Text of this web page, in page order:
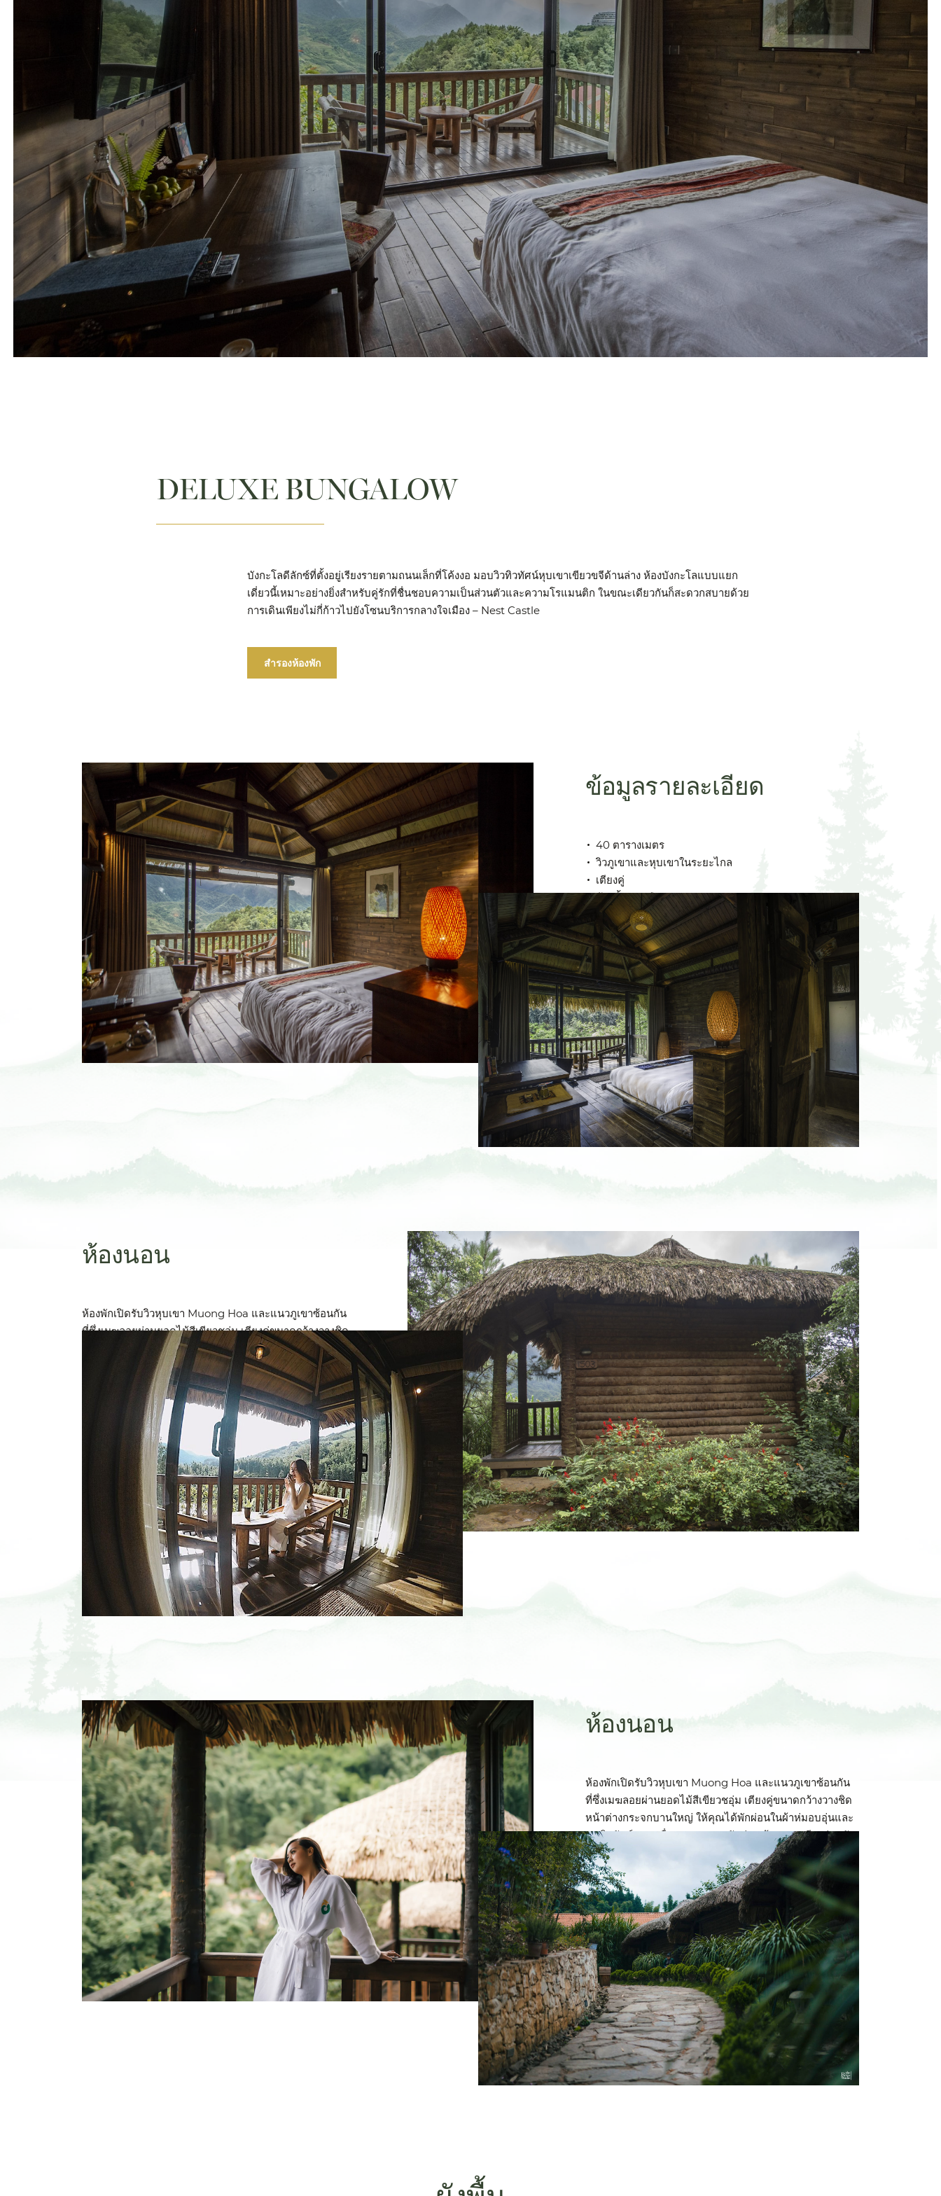
DELUXE BUNGALOW
บังกะโลดีลักซ์ที่ตั้งอยู่เรียงรายตามถนนเล็กที่โค้งงอ มอบวิวทิวทัศน์หุบเขาเขียวขจีด้านล่าง ห้องบังกะโลแบบแยก
เดี่ยวนี้เหมาะอย่างยิ่งสำหรับคู่รักที่ชื่นชอบความเป็นส่วนตัวและความโรแมนติก ในขณะเดียวกันก็สะดวกสบายด้วย
การเดินเพียงไม่กี่ก้าวไปยังโซนบริการกลางใจเมือง – Nest Castle
สำรองห้องพัก
ข้อมูลรายละเอียด
40 ตารางเมตร
วิวภูเขาและหุบเขาในระยะไกล
เตียงคู่
ห้องน้ำแบบยืน
ห้องนอน
ห้องพักเปิดรับวิวหุบเขา Muong Hoa และแนวภูเขาซ้อนกัน
ที่ซึ่งเมฆลอยผ่านยอดไม้สีเขียวชอุ่ม เตียงคู่ขนาดกว้างวางชิด
หน้าต่างกระจกบานใหญ่ ให้คุณได้พักผ่อนในผ้าห่มอบอุ่นและ
ชมทิวทัศน์ภูเขาเมื่อแสงแรกของวันส่องเข้ามา ระเบียงส่วนตัว
เป็นมุมสงบเล็กๆ ที่คุณสามารถจิบชาร้อนและลิ้มรสลูกพรุน
หมักหวานอมเปรี้ยว
ห้องนอน
ห้องพักเปิดรับวิวหุบเขา Muong Hoa และแนวภูเขาซ้อนกัน
ที่ซึ่งเมฆลอยผ่านยอดไม้สีเขียวชอุ่ม เตียงคู่ขนาดกว้างวางชิด
หน้าต่างกระจกบานใหญ่ ให้คุณได้พักผ่อนในผ้าห่มอบอุ่นและ
ชมทิวทัศน์ภูเขาเมื่อแสงแรกของวันส่องเข้ามา ระเบียงส่วนตัว
เป็นมุมสงบเล็กๆ ที่คุณสามารถจิบชาร้อนและลิ้มรสลูกพรุน
หมักหวานอมเปรี้ยว